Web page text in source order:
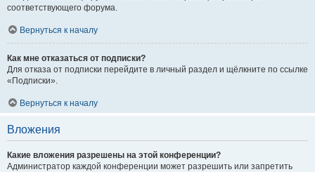
соответствующего форума.
Вернуться к началу
Как мне отказаться от подписки?
Для отказа от подписки перейдите в личный раздел и щёлкните по ссылке
«Подписки».
Вернуться к началу
Вложения
Какие вложения разрешены на этой конференции?
Администратор каждой конференции может разрешить или запретить